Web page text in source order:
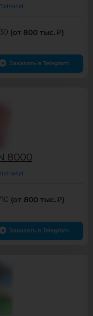
(от 800 тыс. )
Заказать в Telegram
8000
(от 800 тыс. )
Заказать в Telegram